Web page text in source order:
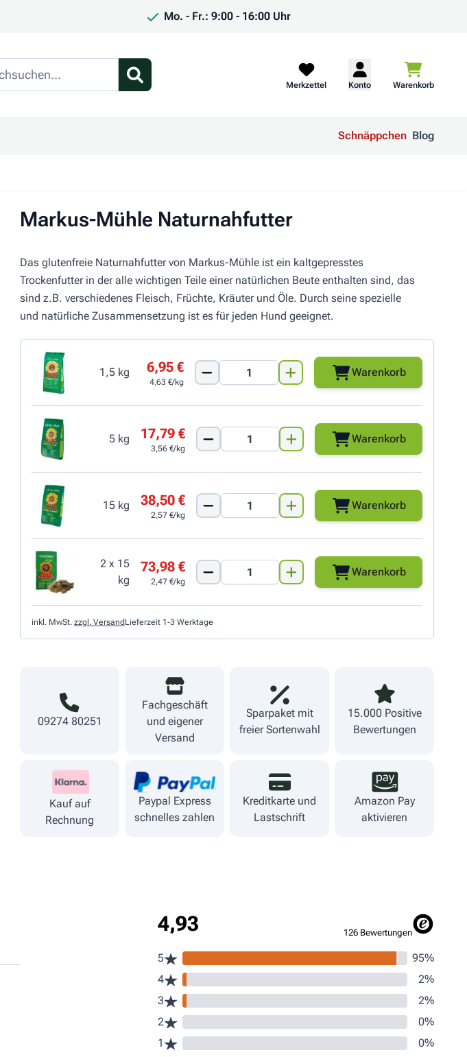
Mo. - Fr.: 9:00 - 16:00 Uhr
Merkzettel Konto Warenkorb
Schnäppchen Blog
Markus-Mühle Naturnahfutter
Das glutenfreie Naturnahfutter von Markus-Mühle ist ein kaltgepresstes
Trockenfutter in der alle wichtigen Teile einer natürlichen Beute enthalten sind, das
sind z.B. verschiedenes Fleisch, Früchte, Kräuter und Öle. Durch seine spezielle
und natürliche Zusammensetzung ist es für jeden Hund geeignet.
1,5 kg 6,95 €
4,63 €/kg
Warenkorb
5 kg 17,79 €
3,56 €/kg
Warenkorb
15 kg 38,50 €
2,57 €/kg
Warenkorb
2 x 15
kg
73,98 €
2,47 €/kg
Warenkorb
inkl. MwSt. zzgl. Versand Lieferzeit 1-3 Werktage
09274 80251
Fachgeschäft
und eigener
Versand
Sparpaket mit
freier Sortenwahl
15.000 Positive
Bewertungen
Kauf auf
Rechnung
Paypal Express
schnelles zahlen
Kreditkarte und
Lastschrift
Amazon Pay
aktivieren